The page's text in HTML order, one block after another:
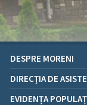
DESPRE MORENI
DIRECȚIA DE
EVIDENȚA